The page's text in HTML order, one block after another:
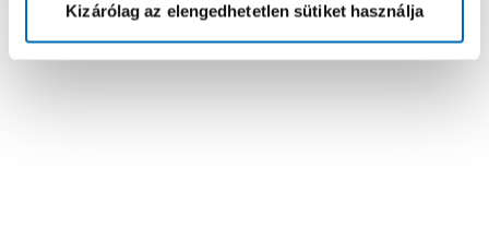
Kizárólag az elengedhetetlen sütiket használja